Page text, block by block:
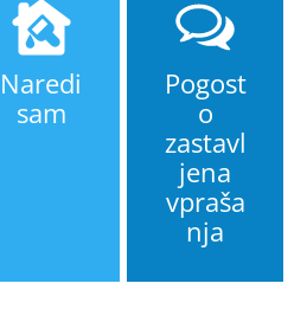
Naredi
sam
Pogost
o
zastavl
jena
vpraša
nja